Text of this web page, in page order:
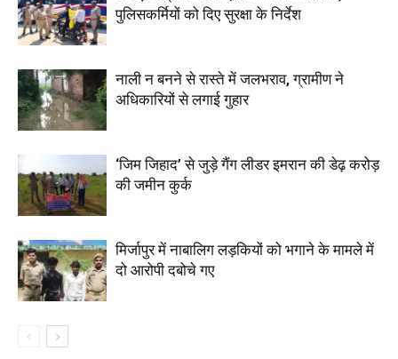
पुलिसकर्मियों को दिए सुरक्षा के निर्देश
नाली न बनने से रास्ते में जलभराव, ग्रामीण ने
अधिकारियों से लगाई गुहार
‘जिम जिहाद’ से जुड़े गैंग लीडर इमरान की डेढ़ करोड़
की जमीन कुर्क
मिर्जापुर में नाबालिग लड़कियों को भगाने के मामले में
दो आरोपी दबोचे गए